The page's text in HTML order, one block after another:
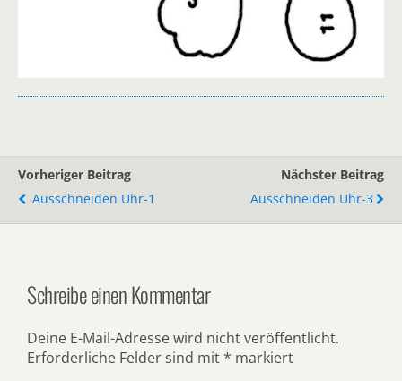
Vorheriger Beitrag
Ausschneiden Uhr-1
Nächster Beitrag
Ausschneiden Uhr-3
Schreibe einen Kommentar
Deine E-Mail-Adresse wird nicht veröffentlicht.
Erforderliche Felder sind mit * markiert